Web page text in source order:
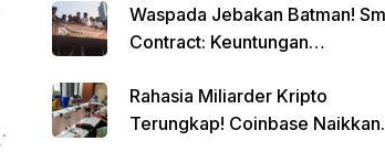
Waspada Jebakan Batman!
Contract: Keuntungan
Rahasia Miliarder Kripto
Terungkap! Coinbase Naikkan